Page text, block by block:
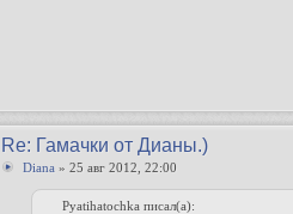
Re: Гамачки от Дианы.)
Diana » 25 авг 2012, 22:00
Pyatihatochka писал(а):